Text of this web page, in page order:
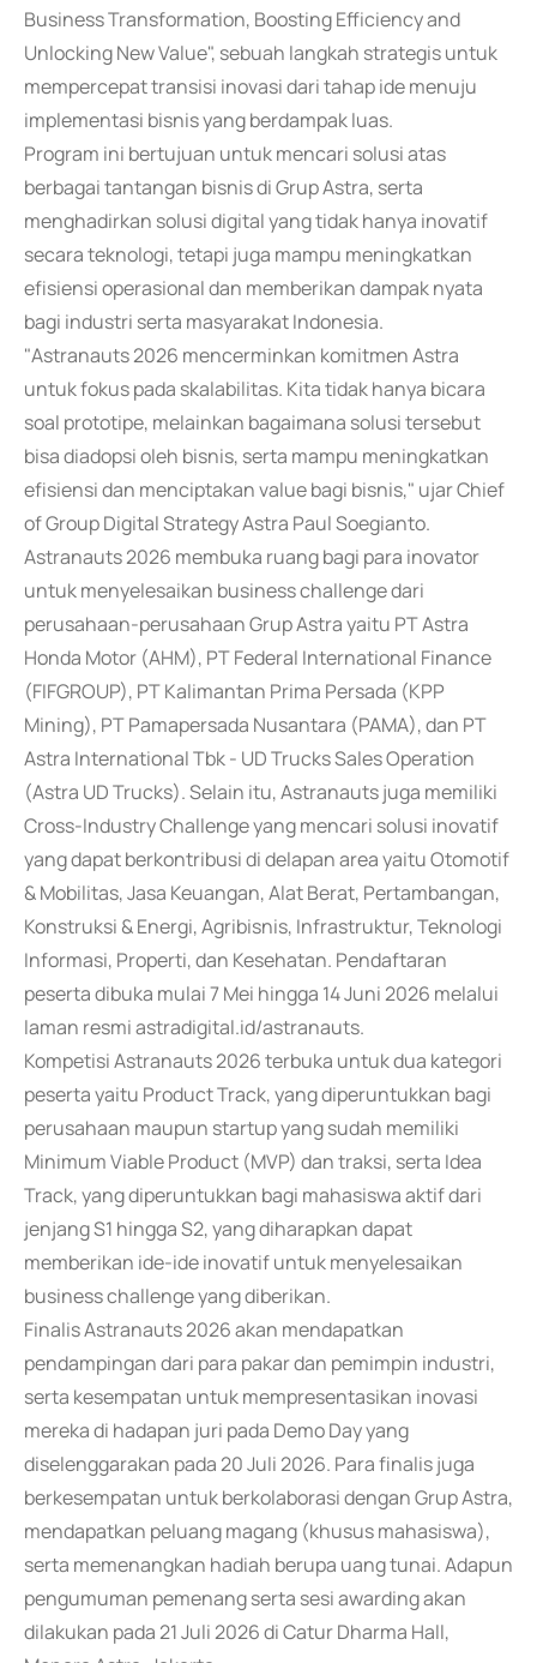
Business Transformation, Boosting Efficiency and
Unlocking New Value", sebuah langkah strategis untuk
mempercepat transisi inovasi dari tahap ide menuju
implementasi bisnis yang berdampak luas.
Program ini bertujuan untuk mencari solusi atas
berbagai tantangan bisnis di Grup Astra, serta
menghadirkan solusi digital yang tidak hanya inovatif
secara teknologi, tetapi juga mampu meningkatkan
efisiensi operasional dan memberikan dampak nyata
bagi industri serta masyarakat Indonesia.
"Astranauts 2026 mencerminkan komitmen Astra
untuk fokus pada skalabilitas. Kita tidak hanya bicara
soal prototipe, melainkan bagaimana solusi tersebut
bisa diadopsi oleh bisnis, serta mampu meningkatkan
efisiensi dan menciptakan value bagi bisnis," ujar Chief
of Group Digital Strategy Astra Paul Soegianto.
Astranauts 2026 membuka ruang bagi para inovator
untuk menyelesaikan business challenge dari
perusahaan-perusahaan Grup Astra yaitu PT Astra
Honda Motor (AHM), PT Federal International Finance
(FIFGROUP), PT Kalimantan Prima Persada (KPP
Mining), PT Pamapersada Nusantara (PAMA), dan PT
Astra International Tbk - UD Trucks Sales Operation
(Astra UD Trucks). Selain itu, Astranauts juga memiliki
Cross-Industry Challenge yang mencari solusi inovatif
yang dapat berkontribusi di delapan area yaitu Otomotif
& Mobilitas, Jasa Keuangan, Alat Berat, Pertambangan,
Konstruksi & Energi, Agribisnis, Infrastruktur, Teknologi
Informasi, Properti, dan Kesehatan. Pendaftaran
peserta dibuka mulai 7 Mei hingga 14 Juni 2026 melalui
laman resmi astradigital.id/astranauts.
Kompetisi Astranauts 2026 terbuka untuk dua kategori
peserta yaitu Product Track, yang diperuntukkan bagi
perusahaan maupun startup yang sudah memiliki
Minimum Viable Product (MVP) dan traksi, serta Idea
Track, yang diperuntukkan bagi mahasiswa aktif dari
jenjang S1 hingga S2, yang diharapkan dapat
memberikan ide-ide inovatif untuk menyelesaikan
business challenge yang diberikan.
Finalis Astranauts 2026 akan mendapatkan
pendampingan dari para pakar dan pemimpin industri,
serta kesempatan untuk mempresentasikan inovasi
mereka di hadapan juri pada Demo Day yang
diselenggarakan pada 20 Juli 2026. Para finalis juga
berkesempatan untuk berkolaborasi dengan Grup Astra,
mendapatkan peluang magang (khusus mahasiswa),
serta memenangkan hadiah berupa uang tunai. Adapun
pengumuman pemenang serta sesi awarding akan
dilakukan pada 21 Juli 2026 di Catur Dharma Hall,